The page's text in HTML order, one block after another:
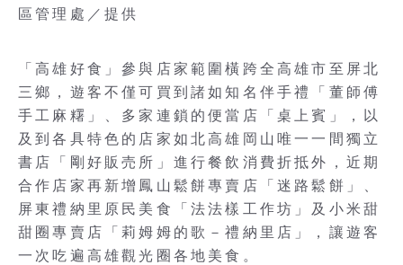
區管理處／提供
「高雄好食」參與店家範圍橫跨全高雄市至屏北
三鄉，遊客不僅可買到諸如知名伴手禮「董師傅
手工麻糬」、多家連鎖的便當店「桌上賓」，以
及到各具特色的店家如北高雄岡山唯一一間獨立
書店「剛好販売所」進行餐飲消費折抵外，近期
合作店家再新增鳳山鬆餅專賣店「迷路鬆餅」、
屏東禮納里原民美食「法法樣工作坊」及小米甜
甜圈專賣店「莉姆姆的歌－禮納里店」，讓遊客
一次吃遍高雄觀光圈各地美食。